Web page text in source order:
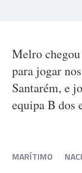
Melro
para jogar
Santarém, e
equipa B dos
MARÍTIMO